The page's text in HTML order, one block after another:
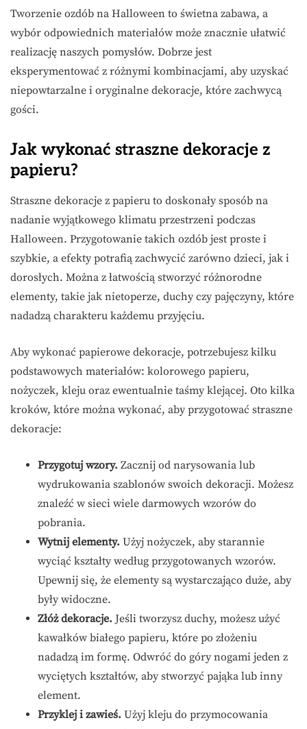
Tworzenie ozdób na Halloween to świetna zabawa, a
wybór odpowiednich materiałów może znacznie ułatwić
realizację naszych pomysłów. Dobrze jest
eksperymentować z różnymi kombinacjami, aby uzyskać
niepowtarzalne i oryginalne dekoracje, które zachwycą
gości.
Jak wykonać straszne dekoracje z
papieru?
Straszne dekoracje z papieru to doskonały sposób na
nadanie wyjątkowego klimatu przestrzeni podczas
Halloween. Przygotowanie takich ozdób jest proste i
szybkie, a efekty potrafią zachwycić zarówno dzieci, jak i
dorosłych. Można z łatwością stworzyć różnorodne
elementy, takie jak nietoperze, duchy czy pajęczyny, które
nadadzą charakteru każdemu przyjęciu.
Aby wykonać papierowe dekoracje, potrzebujesz kilku
podstawowych materiałów: kolorowego papieru,
nożyczek, kleju oraz ewentualnie taśmy klejącej. Oto kilka
kroków, które można wykonać, aby przygotować straszne
dekoracje:
Przygotuj wzory. Zacznij od narysowania lub
wydrukowania szablonów swoich dekoracji. Możesz
znaleźć w sieci wiele darmowych wzorów do
pobrania.
Wytnij elementy. Użyj nożyczek, aby starannie
wyciąć kształty według przygotowanych wzorów.
Upewnij się, że elementy są wystarczająco duże, aby
były widoczne.
Złóż dekoracje. Jeśli tworzysz duchy, możesz użyć
kawałków białego papieru, które po złożeniu
nadadzą im formę. Odwróć do góry nogami jeden z
wyciętych kształtów, aby stworzyć pająka lub inny
element.
Przyklej i zawieś. Użyj kleju do przymocowania